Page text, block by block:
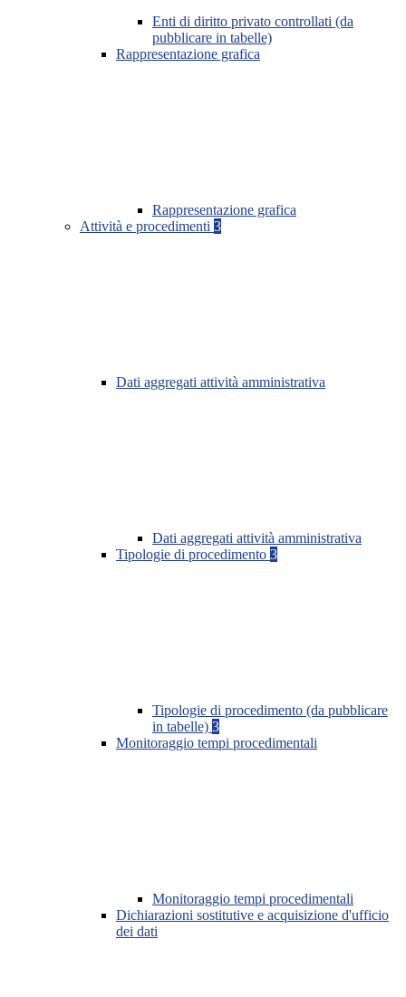
Enti di diritto privato controllati (da
pubblicare in tabelle)
Rappresentazione grafica
Rappresentazione grafica
Attività e procedimenti 3
Dati aggregati attività amministrativa
Dati aggregati attività amministrativa
Tipologie di procedimento 3
Tipologie di procedimento (da pubblicare
in tabelle) 3
Monitoraggio tempi procedimentali
Monitoraggio tempi procedimentali
Dichiarazioni sostitutive e acquisizione d'ufficio
dei dati